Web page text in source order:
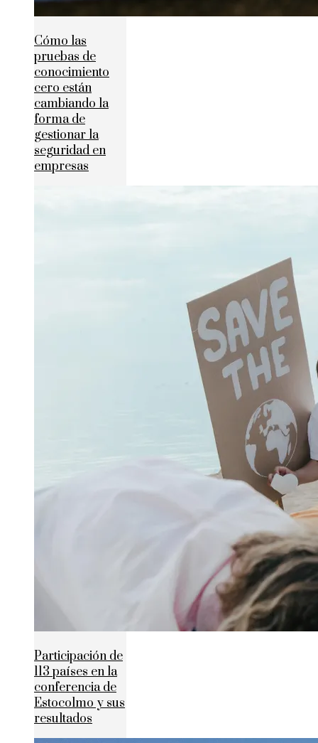
Cómo las
pruebas de
conocimiento
cero están
cambiando la
forma de
gestionar la
seguridad en
empresas
Participación de
113 países en la
conferencia de
Estocolmo y sus
resultados